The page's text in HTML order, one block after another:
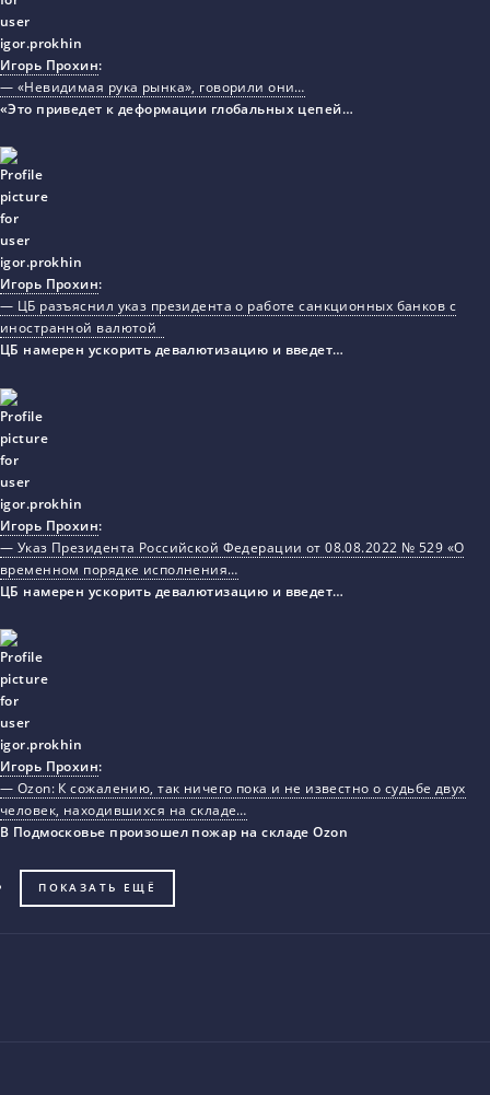
Игорь Прохин:
— «Невидимая рука рынка», говорили они…
«Это приведет к деформации глобальных цепей…
Игорь Прохин:
— ЦБ разъяснил указ президента о работе санкционных банков с
иностранной валютой
ЦБ намерен ускорить девалютизацию и введет…
Игорь Прохин:
— Указ Президента Российской Федерации от 08.08.2022 № 529 «О
временном порядке исполнения…
ЦБ намерен ускорить девалютизацию и введет…
Игорь Прохин:
— Ozon: К сожалению, так ничего пока и не известно о судьбе двух
человек, находившихся на складе…
В Подмосковье произошел пожар на складе Ozon
ПОКАЗАТЬ ЕЩЁ